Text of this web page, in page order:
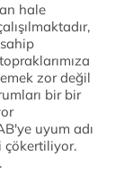
hale
zor değil
bir bir
uyum adı
çökertiliyor.